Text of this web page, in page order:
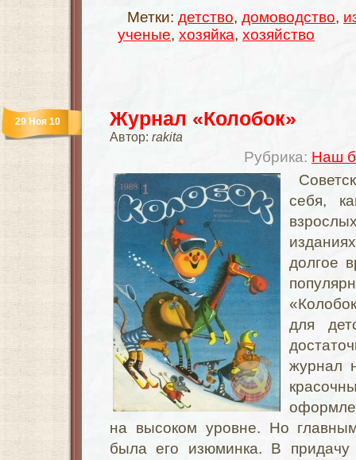
Метки: детство, домоводство,
ученые, хозяйка, хозяйство
Журнал «Колобок»
Автор: rakita
Рубрика: Наш
29 Ноя 10
себя,
долгое
для
журнал
на высоком уровне. Но
была его изюминка. В придачу